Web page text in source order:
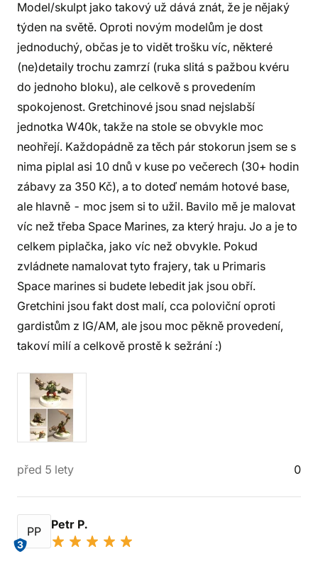
Model/skulpt jako takový už dává znát, že je nějaký
týden na světě. Oproti novým modelům je dost
jednoduchý, občas je to vidět trošku víc, některé
(ne)detaily trochu zamrzí (ruka slitá s pažbou kvéru
do jednoho bloku), ale celkově s provedením
spokojenost. Gretchinové jsou snad nejslabší
jednotka W40k, takže na stole se obvykle moc
neohřejí. Každopádně za těch pár stokorun jsem se s
nima piplal asi 10 dnů v kuse po večerech (30+ hodin
zábavy za 350 Kč), a to doteď nemám hotové base,
ale hlavně - moc jsem si to užil. Bavilo mě je malovat
víc než třeba Space Marines, za který hraju. Jo a je to
celkem piplačka, jako víc než obvykle. Pokud
zvládnete namalovat tyto frajery, tak u Primaris
Space marines si budete lebedit jak jsou obří.
Gretchini jsou fakt dost malí, cca poloviční oproti
gardistům z IG/AM, ale jsou moc pěkně provedení,
takoví milí a celkově prostě k sežrání :)
před 5 lety 0
PP
3
Petr P.